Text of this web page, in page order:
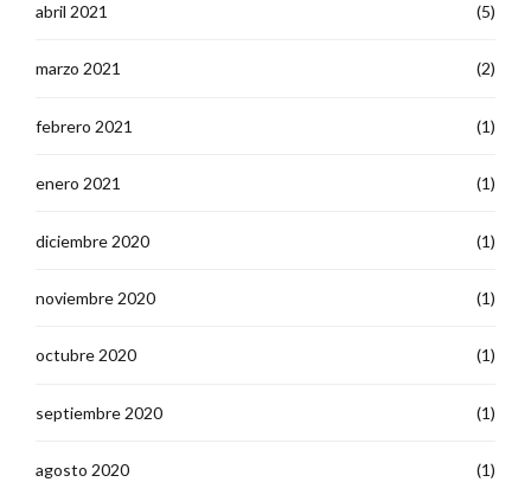
abril 2021 (5)
marzo 2021 (2)
febrero 2021 (1)
enero 2021 (1)
diciembre 2020 (1)
noviembre 2020 (1)
octubre 2020 (1)
septiembre 2020 (1)
agosto 2020 (1)